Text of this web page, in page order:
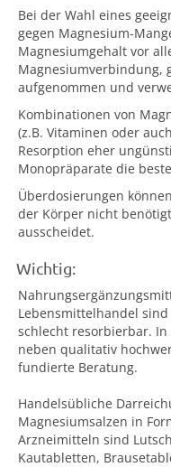
Bei der Wahl eines
gegen Magnesium-
Magnesiumgehalt vor
Magnesiumverbindung,
aufgenommen und
Kombinationen von
(z.B. Vitaminen oder
Resorption eher
Monopräparate die
Überdosierungen
der Körper nicht
ausscheidet.
Wichtig:
Lebensmittelhandel
schlecht resorbierbar.
neben qualitativ
fundierte Beratung.
Handelsübliche
Magnesiumsalzen in
Arzneimitteln sind
Kautabletten,